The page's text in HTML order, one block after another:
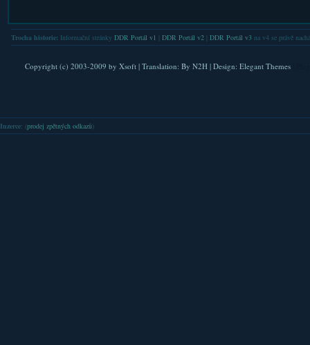
Trocha historie: Informační stránky DDR Portál v1 DDR Portál v2| DDR Portál v3na v4 se právě
Copyright (c) 2003-2009 by Xsoft| Translation: By N2H| Design: Elegant Themes
Inzerce: (prodej zpětných odkazů )